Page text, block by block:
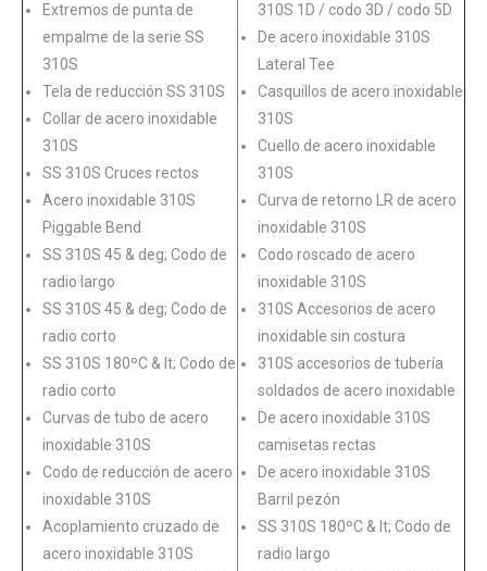
Extremos de punta de
empalme de la serie SS
310S
Tela de reducción SS 310S
Collar de acero inoxidable
310S
SS 310S Cruces rectos
Acero inoxidable 310S
Piggable Bend
SS 310S 45 & deg; Codo de
radio largo
SS 310S 45 & deg; Codo de
radio corto
SS 310S 180ºC & lt; Codo de
radio corto
Curvas de tubo de acero
inoxidable 310S
Codo de reducción de acero
inoxidable 310S
Acoplamiento cruzado de
acero inoxidable 310S
310S 1D / codo 3D / codo 5D
De acero inoxidable 310S
Lateral Tee
Casquillos de acero inoxidable
310S
Cuello de acero inoxidable
310S
Curva de retorno LR de acero
inoxidable 310S
Codo roscado de acero
inoxidable 310S
310S Accesorios de acero
inoxidable sin costura
310S accesorios de tubería
soldados de acero inoxidable
De acero inoxidable 310S
camisetas rectas
De acero inoxidable 310S
Barril pezón
SS 310S 180ºC & lt; Codo de
radio largo